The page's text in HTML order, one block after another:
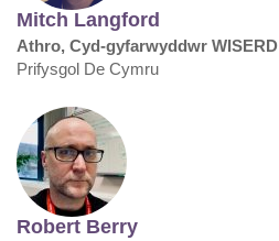
Mitch Langford
Athro, Cyd-gyfarwyddwr WISERD
Prifysgol De Cymru
Robert Berry